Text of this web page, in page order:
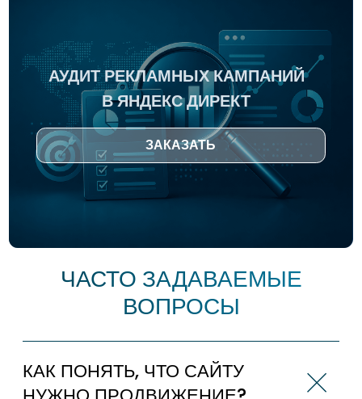
читать статью
Стратегия «Максимум прибыли» - это не
просто очередная опция в интерфейсе, а
СМОТРЕТЬ ВСЕ СТАТЬИ